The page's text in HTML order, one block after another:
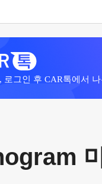
그인 후 CAR톡에서